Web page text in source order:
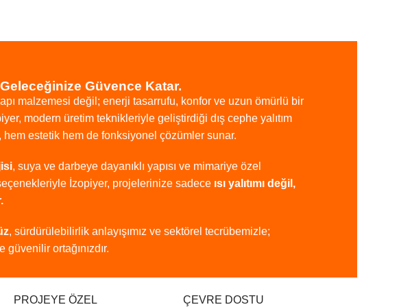
Geleceğinize Güvence Katar.
malzemesi değil; enerji tasarrufu, konfor ve uzun ömürlü bir
modern üretim teknikleriyle geliştirdiği dış cephe yalıtım
hem estetik hem de fonksiyonel çözümler sunar.
, suya ve darbeye dayanıklı yapısı ve mimariye özel
İzopiyer, projelerinize sadece ısı yalıtımı değil,
, sürdürülebilirlik anlayışımız ve sektörel tecrübemizle;
güvenilir ortağınızdır.
PROJEYE ÖZEL ÇEVRE DOSTU